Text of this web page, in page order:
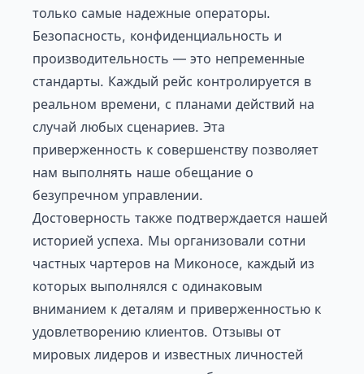
только самые надежные операторы.
Безопасность, конфиденциальность и
производительность — это непременные
стандарты. Каждый рейс контролируется в
реальном времени, с планами действий на
случай любых сценариев. Эта
приверженность к совершенству позволяет
нам выполнять наше обещание о
безупречном управлении.
Достоверность также подтверждается нашей
историей успеха. Мы организовали сотни
частных чартеров на Миконосе, каждый из
которых выполнялся с одинаковым
вниманием к деталям и приверженностью к
удовлетворению клиентов. Отзывы от
мировых лидеров и известных личностей